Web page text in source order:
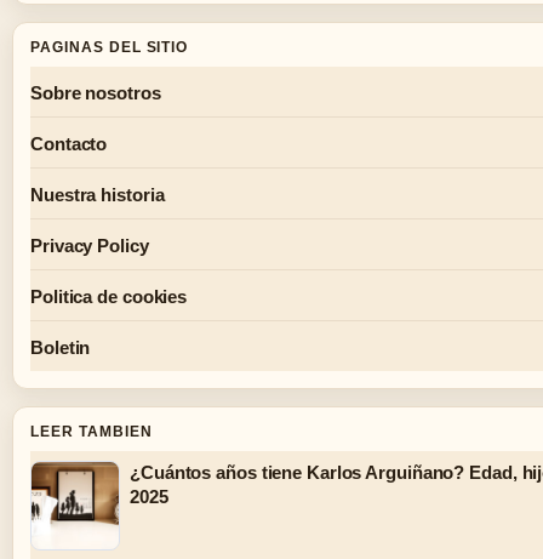
PAGINAS DEL SITIO
Sobre nosotros
Contacto
Nuestra historia
Privacy Policy
Politica de cookies
Boletin
LEER TAMBIEN
¿Cuántos años tiene Karlos Arguiñano? Edad,
2025